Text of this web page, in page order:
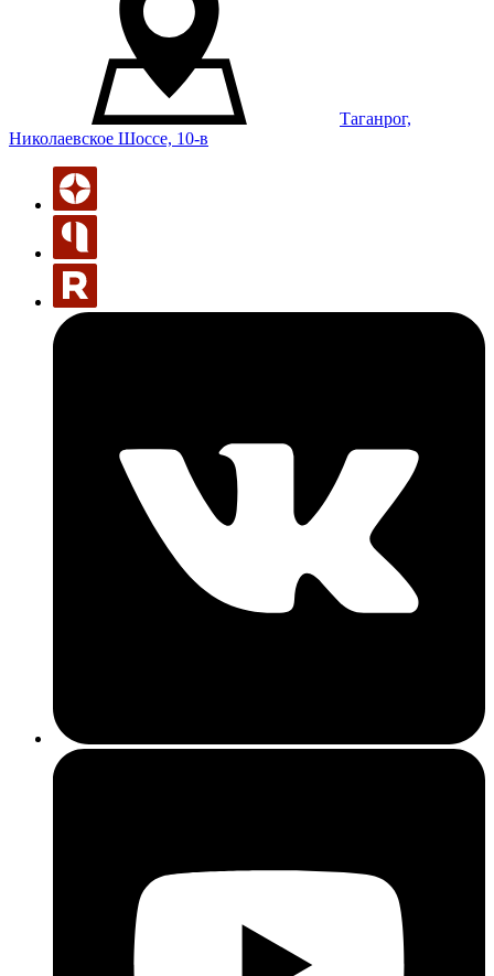
Таганрог,
Николаевское Шоссе, 10-в